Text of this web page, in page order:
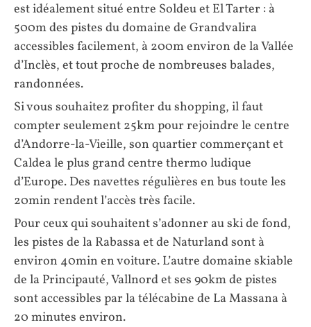
est idéalement situé entre Soldeu et El Tarter : à
500m des pistes du domaine de Grandvalira
accessibles facilement, à 200m environ de la Vallée
d’Inclès, et tout proche de nombreuses balades,
randonnées.
Si vous souhaitez profiter du shopping, il faut
compter seulement 25km pour rejoindre le centre
d’Andorre-la-Vieille, son quartier commerçant et
Caldea le plus grand centre thermo ludique
d’Europe. Des navettes régulières en bus toute les
20min rendent l’accès très facile.
Pour ceux qui souhaitent s’adonner au ski de fond,
les pistes de la Rabassa et de Naturland sont à
environ 40min en voiture. L’autre domaine skiable
de la Principauté, Vallnord et ses 90km de pistes
sont accessibles par la télécabine de La Massana à
20 minutes environ.